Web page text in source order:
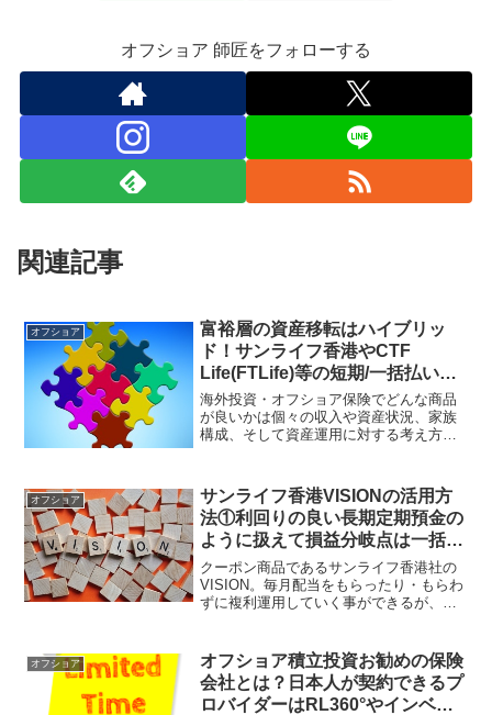
オフショア 師匠をフォローする
関連記事
オフショア
富裕層の資産移転はハイブリッ
ド！サンライフ香港やCTF
Life(FTLife)等の短期/一括払い保
険商品やRL360の海外積立投資の
併用パターン！
海外投資・オフショア保険でどんな商品
が良いかは個々の収入や資産状況、家族
構成、そして資産運用に対する考え方な
品を複数ハイブリッドに活用して資産移
転・資産保全を行っていたりする。
オフショア
サンライフ香港VISIONの活用方
法①利回りの良い長期定期預金の
ように扱えて損益分岐点は一括/2
年払いで12年後！
クーポン商品であるサンライフ香港社の
VISION。毎月配当をもらったり・もらわ
ずに複利運用していく事ができるが、損
る。解約時期も固定化されていないので
扱いやすい。
オフショア
オフショア積立投資お勧めの保険
会社とは？日本人が契約できるプ
ロバイダーはRL360°やインベス